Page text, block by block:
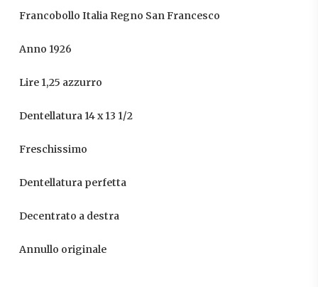
Francobollo Italia Regno San Francesco
Anno 1926
Lire 1,25 azzurro
Dentellatura 14 x 13 1/2
Freschissimo
Dentellatura perfetta
Decentrato a destra
Annullo originale